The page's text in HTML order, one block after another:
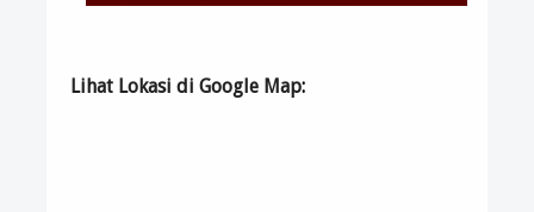
Lihat Lokasi di Google Map: